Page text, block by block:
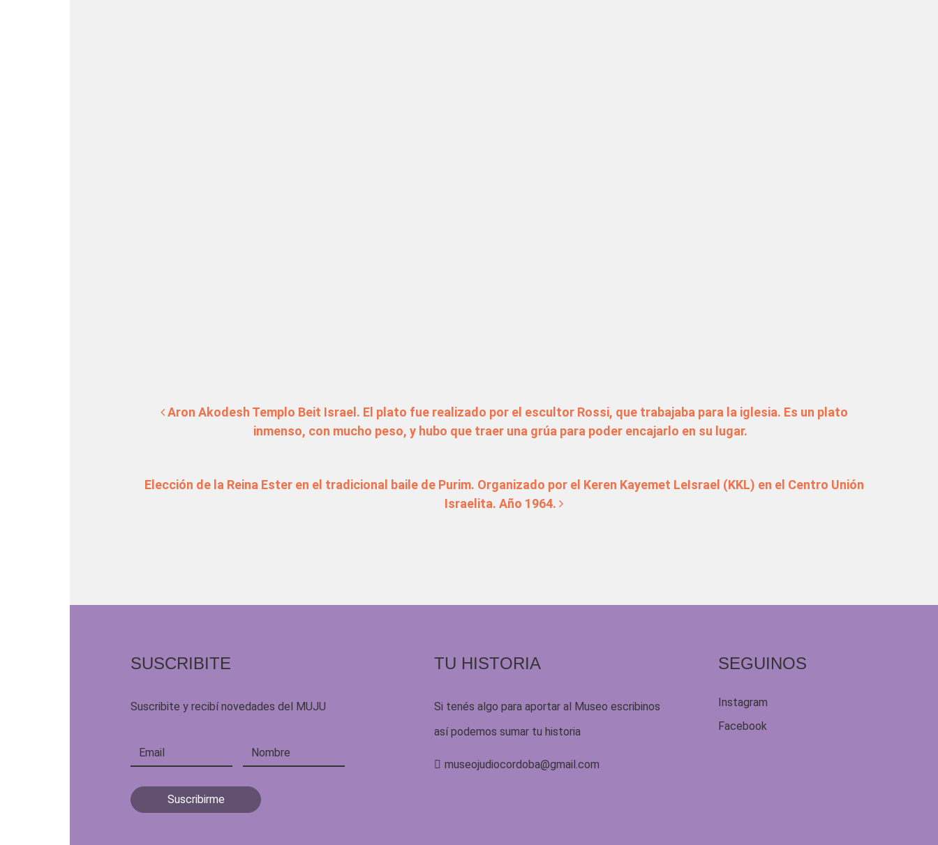
Aron Akodesh Templo Beit Israel. El plato fue realizado por el escultor Rossi, que trabajaba para la iglesia. Es un plato
inmenso, con mucho peso, y hubo que traer una grúa para poder encajarlo en su lugar.
Elección de la Reina Ester en el tradicional baile de Purim. Organizado por el Keren Kayemet LeIsrael (KKL) en el Centro Unión
Israelita. Año 1964.
SUSCRIBITE
Suscribite y recibí novedades del MUJU
TU HISTORIA
Si tenés algo para aportar al Museo escribinos
así podemos sumar tu historia
museojudiocordoba@gmail.com
SEGUINOS
Instagram
Facebook